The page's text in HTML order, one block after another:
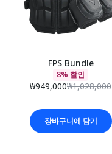
FPS Bundle
8% 할인
₩949,000₩1,028,000
장바구니에 담기